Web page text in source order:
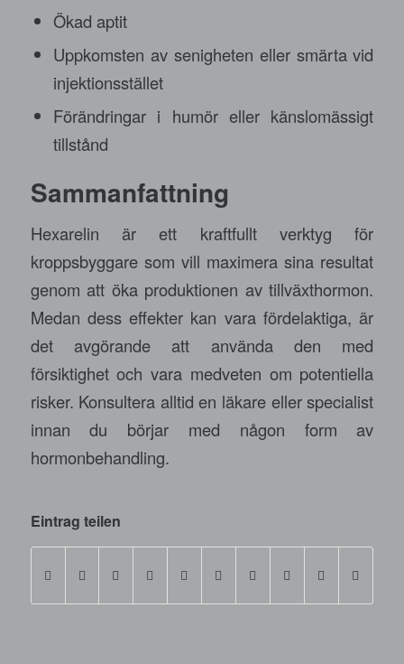
Ökad aptit
Uppkomsten av senigheten eller smärta vid
injektionsstället
Förändringar i humör eller känslomässigt
tillstånd
Sammanfattning
Hexarelin är ett kraftfullt verktyg för
kroppsbyggare som vill maximera sina resultat
genom att öka produktionen av tillväxthormon.
Medan dess effekter kan vara fördelaktiga, är
det avgörande att använda den med
försiktighet och vara medveten om potentiella
risker. Konsultera alltid en läkare eller specialist
innan du börjar med någon form av
hormonbehandling.
Eintrag teilen